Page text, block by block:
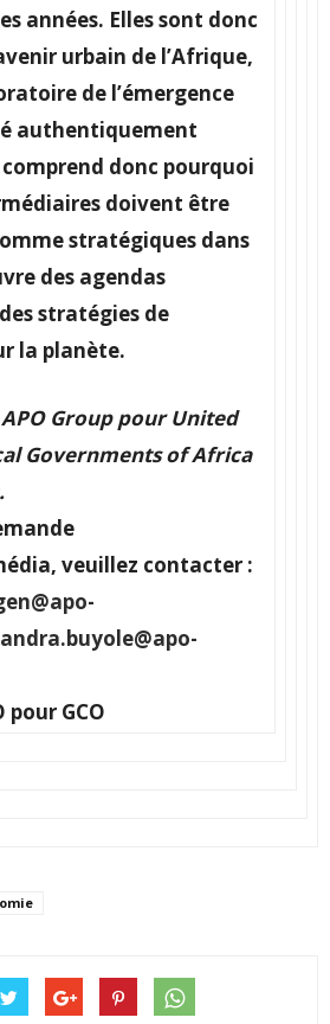
années. Elles sont donc
urbain de l’Afrique,
de l’émergence
authentiquement
donc pourquoi
doivent être
stratégiques dans
des agendas
stratégies de
la planète.
Group pour United
Governments of Africa
veuillez contacter :
pour GCO